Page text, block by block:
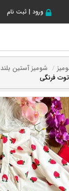
ورود | ثبت نام
شومیز آستین بلند
فرنگی